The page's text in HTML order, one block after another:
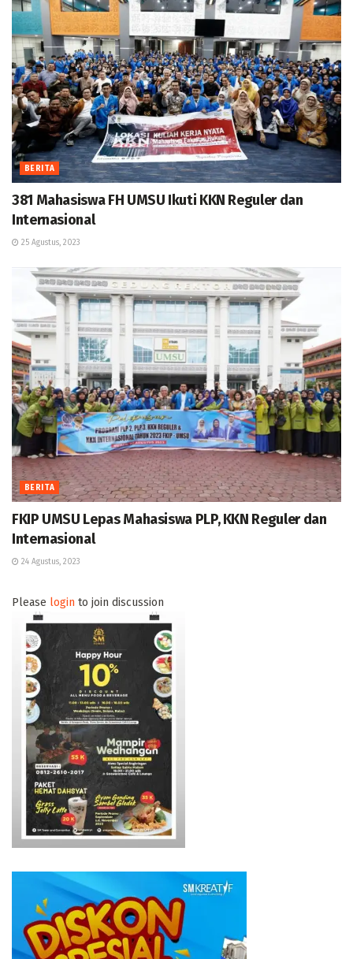
BERITA
381 Mahasiswa FH UMSU Ikuti KKN Reguler dan
Internasional
25 Agustus, 2023
BERITA
FKIP UMSU Lepas Mahasiswa PLP, KKN Reguler dan
Internasional
24 Agustus, 2023
Please login to join discussion